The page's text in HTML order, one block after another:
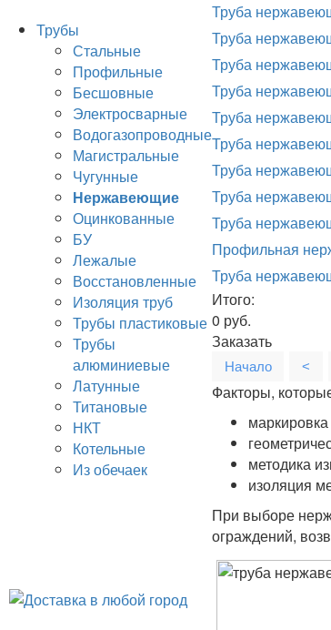
Трубы
Стальные
Профильные
Бесшовные
Электросварные
Водогазопроводные
Магистральные
Чугунные
Нержавеющие
Оцинкованные
БУ
Лежалые
Восстановленные
Изоляция труб
Трубы пластиковые
Трубы
алюминиевые
Латунные
Титановые
НКТ
Котельные
Из обечаек
Труба
Труба
Труба
Труба
Труба
Труба
Труба
Труба
Труба
Профильная
Труба
Итого:
0 руб.
Заказать
Начало <
Факторы,
маркировка
методика
изоляция
При выборе
ограждений,